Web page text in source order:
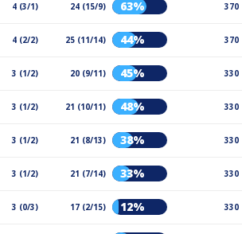
4 (3/1) 24 (15/9) 63% 370
4 (2/2) 25 (11/14) 44% 370
3 (1/2) 20 (9/11) 45% 330
3 (1/2) 21 (10/11) 48% 330
3 (1/2) 21 (8/13) 38% 330
3 (1/2) 21 (7/14) 33% 330
3 (0/3) 17 (2/15) 12% 330